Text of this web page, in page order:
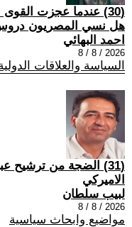
(30) عندما عجزت
هل نسي المصريون
احمد البهائي
2026 / 8 / 8
السياسة والعلاقات
(31) الضجة من ترشيح
الاميركي
لبيب سلطان
2026 / 8 / 8
مواضيع وابحاث سياسية